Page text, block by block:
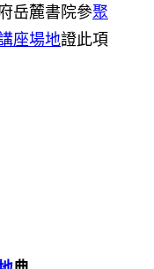
岳麓書院參聚
座場地證此項